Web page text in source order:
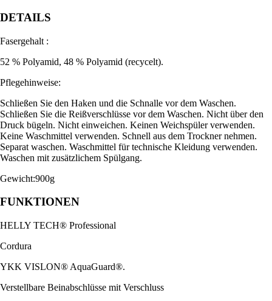
DETAILS
Fasergehalt :
52 % Polyamid, 48 % Polyamid (recycelt).
Pflegehinweise:
Schließen Sie den Haken und die Schnalle vor dem Waschen.
Schließen Sie die Reißverschlüsse vor dem Waschen. Nicht über den
Druck bügeln. Nicht einweichen. Keinen Weichspüler verwenden.
Keine Waschmittel verwenden. Schnell aus dem Trockner nehmen.
Separat waschen. Waschmittel für technische Kleidung verwenden.
Waschen mit zusätzlichem Spülgang.
Gewicht:900g
FUNKTIONEN
HELLY TECH® Professional
Cordura
YKK VISLON® AquaGuard®.
Verstellbare Beinabschlüsse mit Verschluss